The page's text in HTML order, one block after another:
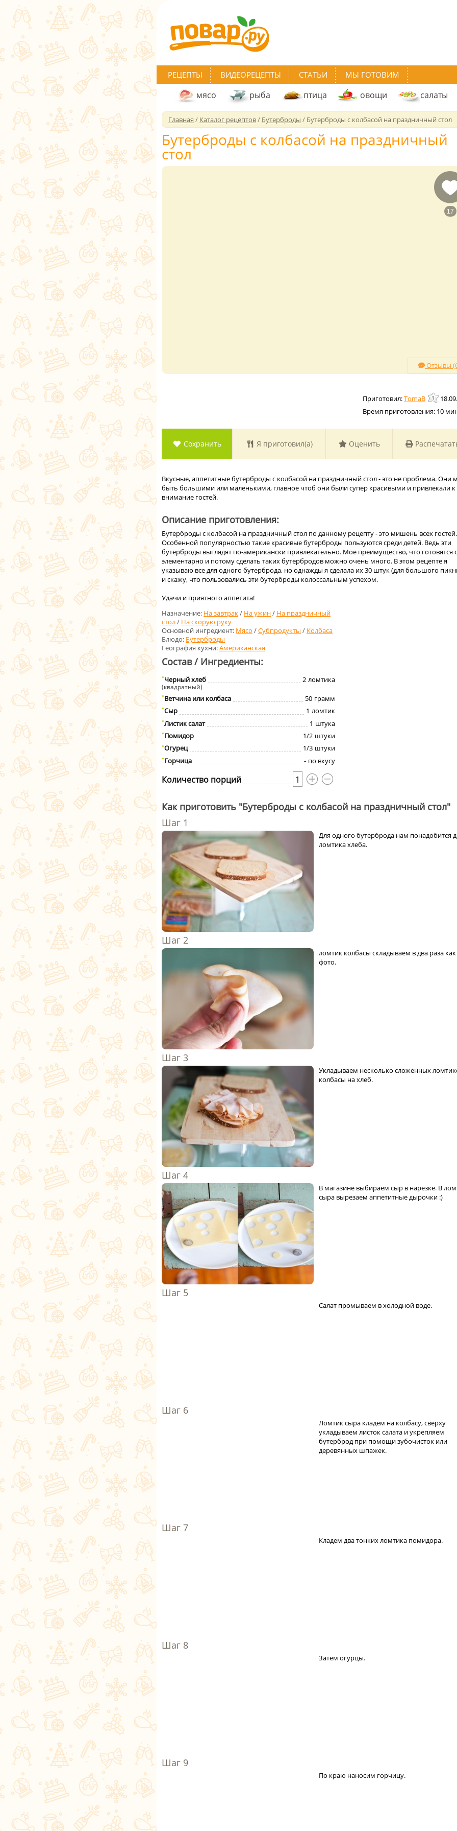
РЕЦЕПТЫ ВИДЕОРЕЦЕПТЫ СТАТЬИ МЫ ГОТОВИМ
мясо рыба птица овощи салаты
Главная / Каталог рецептов/ Бутерброды / Бутерброды с колбасой на праздничный стол
Бутерброды с колбасой на праздничный
стол
Отзывы
17
TomaB
Время приготовления: 10
Сохранить Я приготовил(а) Оценить
Вкусные, аппетитные бутерброды с колбасой на праздничный стол - это не проблема. Они
быть большими или маленькими, главное чтоб они были супер красивыми и привлекали к
внимание гостей.
Описание приготовления:
Бутерброды с колбасой на праздничный стол по данному рецепту - это мишень всех гостей.
Особенной популярностью такие красивые бутерброды пользуются среди детей. Ведь эти
бутерброды выглядят по-американски привлекательно. Мое преимущество, что готовятся
элементарно и потому сделать таких бутербродов можно очень много. В этом рецепте я
указываю все для одного бутерброда, но однажды я сделала их 30 штук (для большого
и скажу, что пользовались эти бутерброды колоссальным успехом.
Удачи и приятного аппетита!
Назначение: На завтрак/ На ужин/ На праздничный
стол/ На скорую руку
Основной ингредиент: Мясо /Субпродукты / Колбаса
Блюдо: Бутерброды
География кухни:Американская
Состав / Ингредиенты:
Черный хлеб 2 ломтика
(квадратный)
Ветчина или колбаса 50 грамм
Сыр
1 ломтик
Листик салат
1 штука
Помидор
1/2 штуки
Огурец
1/3 штуки
Горчица
- по вкусу
Количество порций 1
Как приготовить "Бутерброды с колбасой на праздничный стол"
Для одного бутерброда нам понадобится
ломтика хлеба.
ломтик колбасы складываем в два раза
фото.
Укладываем несколько сложенных
колбасы на хлеб.
В магазине выбираем сыр в нарезке. В
сыра вырезаем аппетитные дырочки :)
Салат промываем в холодной воде.
Ломтик сыра кладем на колбасу, сверху
укладываем листок салата и укрепляем
бутерброд при помощи зубочисток или
деревянных шпажек.
Кладем два тонких ломтика помидора.
Затем огурцы.
По краю наносим горчицу.